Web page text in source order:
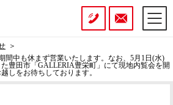
間中も休まず営業いたします。なお、5月1日(水)
豊田市「GALLERIA豊栄町」にて現地内覧会を開
しをお待ちしております。